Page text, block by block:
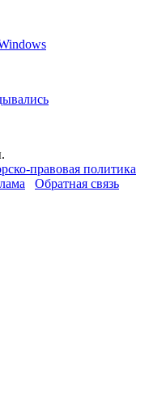
правовая политика
Обратная связь